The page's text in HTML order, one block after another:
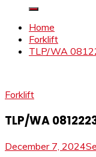
Home
Forklift
TLP/WA
Forklift
TLP/WA
December 7, 2024